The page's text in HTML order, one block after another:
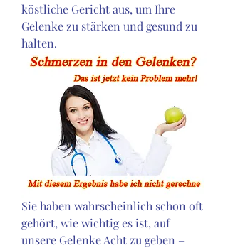
köstliche Gericht aus, um Ihre
Gelenke zu stärken und gesund zu
halten.
Sie haben wahrscheinlich schon oft
gehört, wie wichtig es ist, auf
unsere Gelenke Acht zu geben –